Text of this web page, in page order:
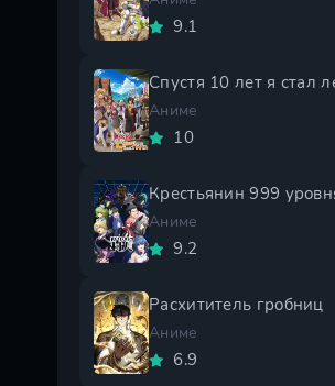
9.1
Спустя 10 лет я стал
Аниме
10
Крестьянин 999
Аниме
9.2
Расхититель гробниц
Аниме
6.9